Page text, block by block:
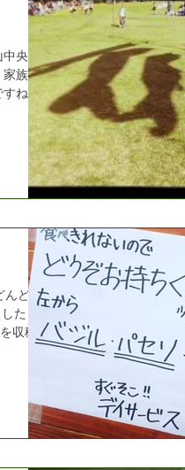
央公
家族連
ね 撮
した...
んどん
た 外
収穫し